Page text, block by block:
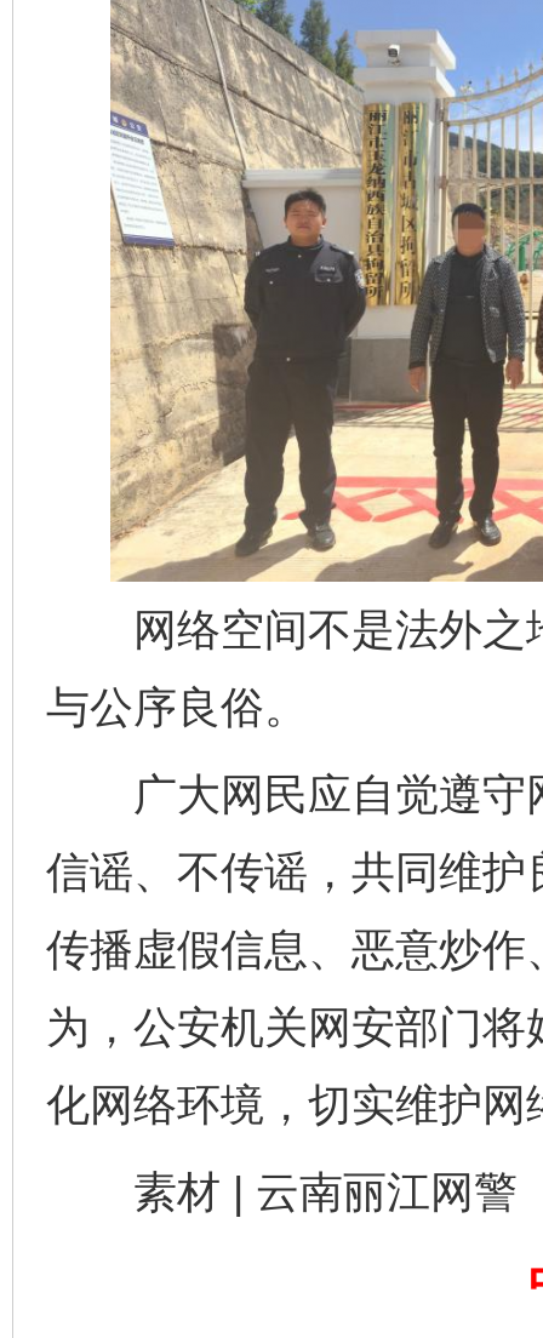
网络空间不是法外之
与公序良俗。
广大网民应自觉遵守
信谣、不传谣，共同维
传播虚假信息、恶意炒
为，公安机关网安部门
化网络环境，切实维护
素材 | 云南丽江网警